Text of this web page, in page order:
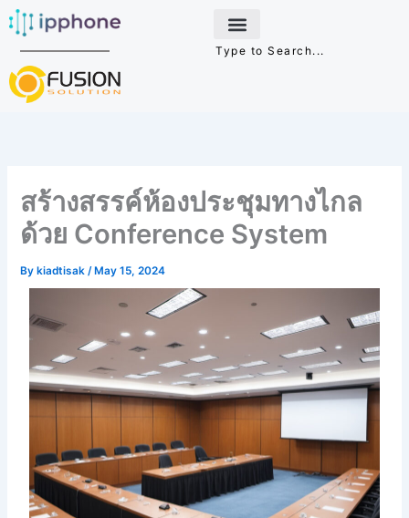
Skip
to
content
สร้างสรรค์ห้องประชุมทางไกล
ด้วย Conference System
Bykiadtisak /May 15, 2024